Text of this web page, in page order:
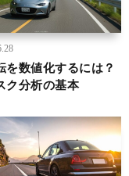
を数値化するには？
ク分析の基本